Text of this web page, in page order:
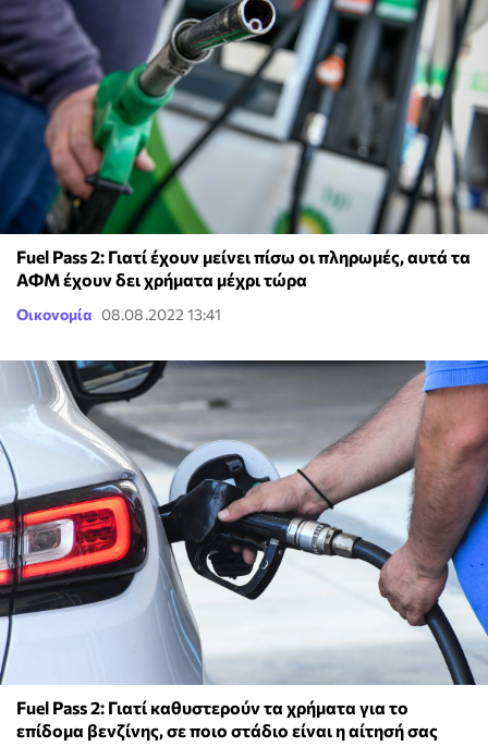
Fuel Pass 2: Γιατί έχουν μείνει πίσω οι πληρωμές, αυτά τα
ΑΦΜ έχουν δει χρήματα μέχρι τώρα
Οικονομία 08.08.2022 13:41
Fuel Pass 2: Γιατί καθυστερούν τα χρήματα για το
επίδομα βενζίνης, σε ποιο στάδιο είναι η αίτησή σας